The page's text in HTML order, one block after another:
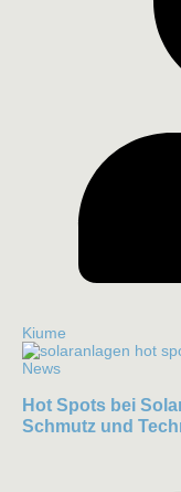
Kiume
News
Hot Spots bei
Schmutz und